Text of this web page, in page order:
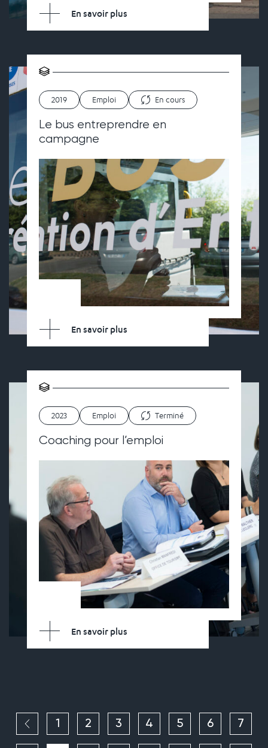
En savoir plus
2019 Emploi En cours
Le bus entreprendre en
campagne
En savoir plus
2023 Emploi Terminé
Coaching pour l’emploi
En savoir plus
Page précédente
Page
1
Page
2
Page
3
Page
4
Page
5
Page
6
Page
7